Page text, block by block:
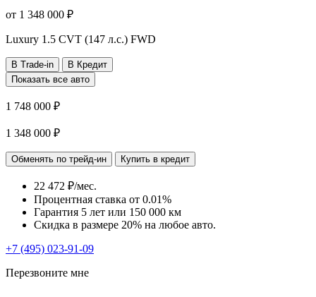
от 1 348 000 ₽
Luxury 1.5 CVT (147 л.с.) FWD
В Trade-in
В Кредит
Показать все авто
1 748 000 ₽
1 348 000 ₽
Обменять по трейд-ин Купить в кредит
22 472 ₽/мес.
Процентная ставка от 0.01%
Гарантия 5 лет или 150 000 км
Скидка в размере 20% на любое авто.
+7 (495) 023-91-09
Перезвоните мне